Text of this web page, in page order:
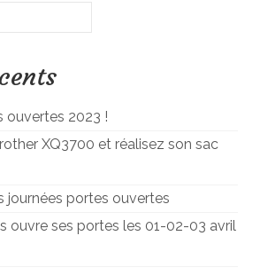
ouvertes 2023 !
XQ3700 et réalisez son sac
journées portes ouvertes
ouvre ses portes les 01-02-03 avril